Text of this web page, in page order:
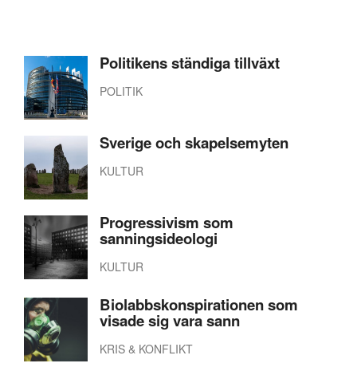
Politikens ständiga tillväxt
POLITIK
Sverige och skapelsemyten
KULTUR
Progressivism som
sanningsideologi
KULTUR
Biolabbskonspirationen som
visade sig vara sann
KRIS & KONFLIKT